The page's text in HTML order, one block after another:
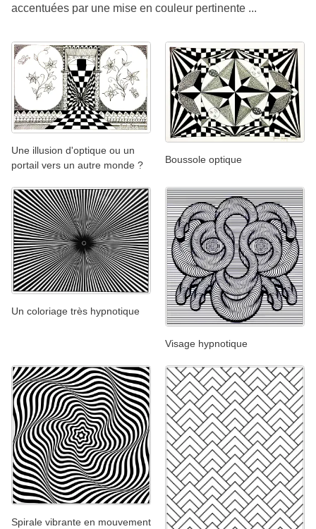
accentuées par une mise en couleur pertinente ...
Une illusion d'optique ou un
portail vers un autre monde ?
Boussole optique
Un coloriage très hypnotique
Visage hypnotique
Spirale vibrante en mouvement